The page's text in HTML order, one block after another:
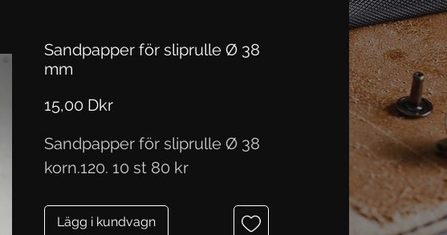
Sandpapper för sliprulle Ø 38
mm
15,00 DkrPris
Sandpapper för sliprulle Ø 38
korn.120. 10 st 80 kr
Lägg i kundvagn